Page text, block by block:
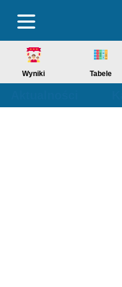
Wyniki Tabele